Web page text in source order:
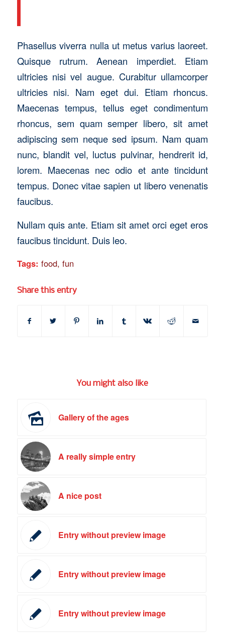
Phasellus viverra nulla ut metus varius laoreet.
Quisque rutrum. Aenean imperdiet. Etiam
ultricies nisi vel augue. Curabitur ullamcorper
ultricies nisi. Nam eget dui. Etiam rhoncus.
Maecenas tempus, tellus eget condimentum
rhoncus, sem quam semper libero, sit amet
adipiscing sem neque sed ipsum. Nam quam
nunc, blandit vel, luctus pulvinar, hendrerit id,
lorem. Maecenas nec odio et ante tincidunt
tempus. Donec vitae sapien ut libero venenatis
faucibus.
Nullam quis ante. Etiam sit amet orci eget eros
faucibus tincidunt. Duis leo.
Tags: food, fun
Share this entry
You might also like
Gallery of the ages
A really simple entry
A nice post
Entry without preview image
Entry without preview image
Entry without preview image